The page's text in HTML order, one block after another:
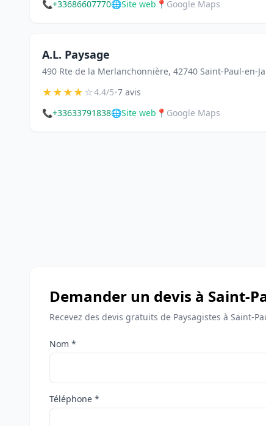
📞+33686607770🌐Site web 📍 Google Maps
A.L. Paysage
490 Rte de la Merlanchonnière, 42740 Saint-Paul-en-
★★★★☆4.4/5•7 avis
📞+33633791838🌐Site web 📍 Google Maps
Demander un devis à Saint-
Recevez des devis gratuits de Paysagistes à Saint-
Nom *
Téléphone *